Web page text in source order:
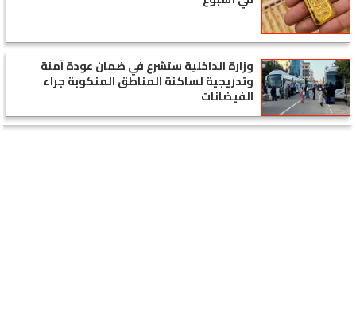
وزارة الداخلية ستشرع في ضمان عودة آمنة
وتدريجية لساكنة المناطق المنكوبة جراء
الفيضانات